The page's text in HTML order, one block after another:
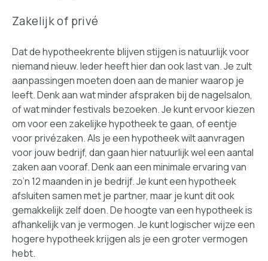
Zakelijk of privé
Dat de hypotheekrente blijven stijgen is natuurlijk voor
niemand nieuw. Ieder heeft hier dan ook last van. Je zult
aanpassingen moeten doen aan de manier waarop je
leeft. Denk aan wat minder afspraken bij de nagelsalon,
of wat minder festivals bezoeken. Je kunt ervoor kiezen
om voor een zakelijke hypotheek te gaan, of eentje
voor privézaken. Als je een hypotheek wilt aanvragen
voor jouw bedrijf, dan gaan hier natuurlijk wel een aantal
zaken aan vooraf. Denk aan een minimale ervaring van
zo’n 12 maanden in je bedrijf. Je kunt een hypotheek
afsluiten samen met je partner, maar je kunt dit ook
gemakkelijk zelf doen. De hoogte van een hypotheek is
afhankelijk van je vermogen. Je kunt logischer wijze een
hogere hypotheek krijgen als je een groter vermogen
hebt.